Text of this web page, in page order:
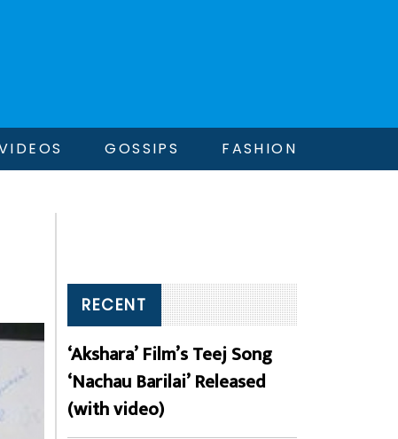
GOSSIPS FASHION
RECENT
‘Akshara’ Film’s Teej Song
‘Nachau Barilai’ Released
(with video)